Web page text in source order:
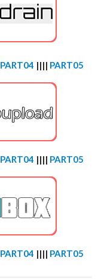
PART04 |||| PART05
PART04 |||| PART05
PART04 |||| PART05